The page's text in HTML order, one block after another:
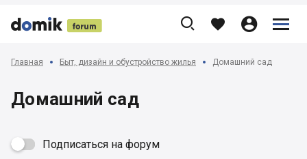


 
    


Главная Быт, дизайн и обустройство жилья Домашний сад
Домашний сад
Подписаться на форум